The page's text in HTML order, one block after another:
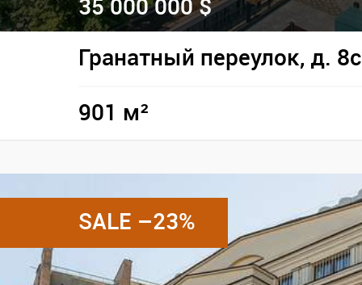
35 000 000 $
Гранатный переулок, д.
901 м²
SALE –23%